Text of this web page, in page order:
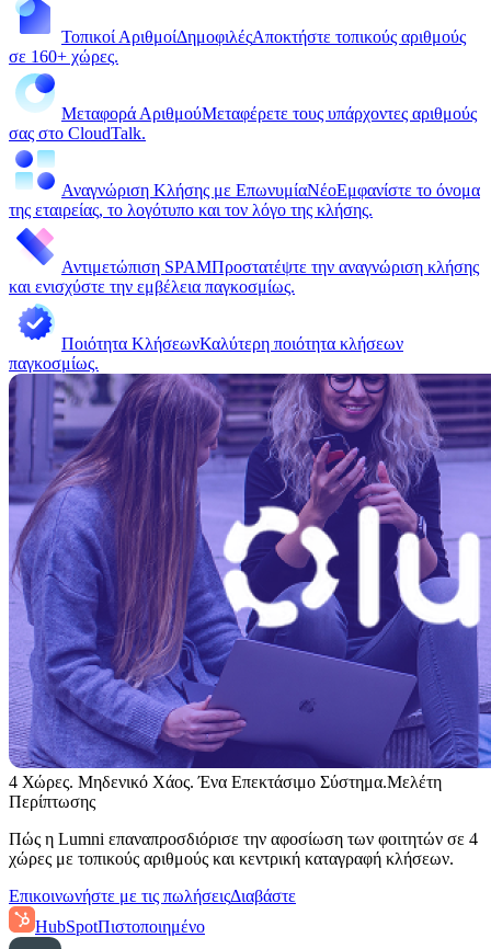
Τοπικοί ΑριθμοίΔημοφιλέςΑποκτήστε τοπικούς αριθμούς
σε 160+ χώρες.
Μεταφορά ΑριθμούΜεταφέρετε τους υπάρχοντες αριθμούς
σας στο CloudTalk.
Αναγνώριση Κλήσης με ΕπωνυμίαΝέοΕμφανίστε το όνομα
της εταιρείας, το λογότυπο και τον λόγο της κλήσης.
Αντιμετώπιση SPAMΠροστατέψτε την αναγνώριση κλήσης
και ενισχύστε την εμβέλεια παγκοσμίως.
Ποιότητα ΚλήσεωνΚαλύτερη ποιότητα κλήσεων
παγκοσμίως.
4 Χώρες. Μηδενικό Χάος. Ένα Επεκτάσιμο Σύστημα.Μελέτη
Περίπτωσης
Πώς η Lumni επαναπροσδιόρισε την αφοσίωση των φοιτητών σε 4
χώρες με τοπικούς αριθμούς και κεντρική καταγραφή κλήσεων.
Επικοινωνήστε με τις πωλήσειςΔιαβάστε
HubSpotΠιστοποιημένο